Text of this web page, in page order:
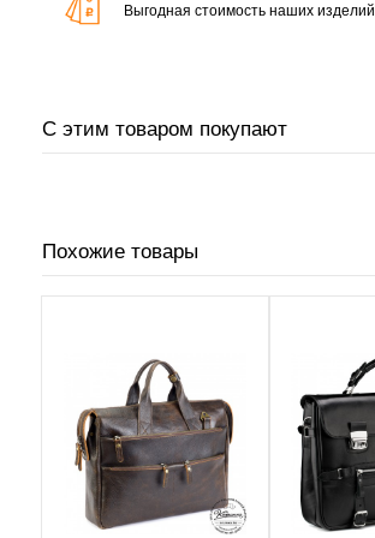
Выгодная стоимость наших изделий
С этим товаром покупают
Похожие товары